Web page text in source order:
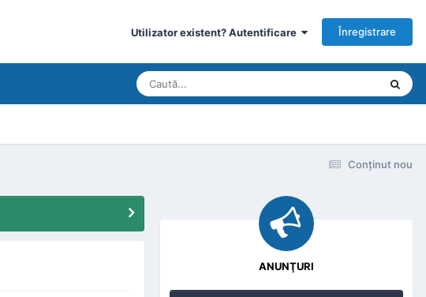
Utilizator existent? Autentificare Înregistrare
Conţinut nou
ANUNŢURI